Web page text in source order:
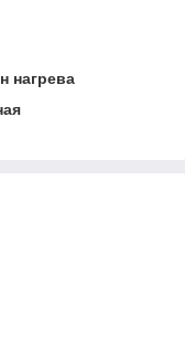
нагрева